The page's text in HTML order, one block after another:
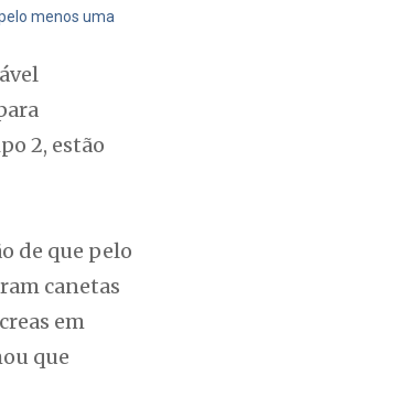
menos uma
2, estão
de que pelo
canetas
em
que